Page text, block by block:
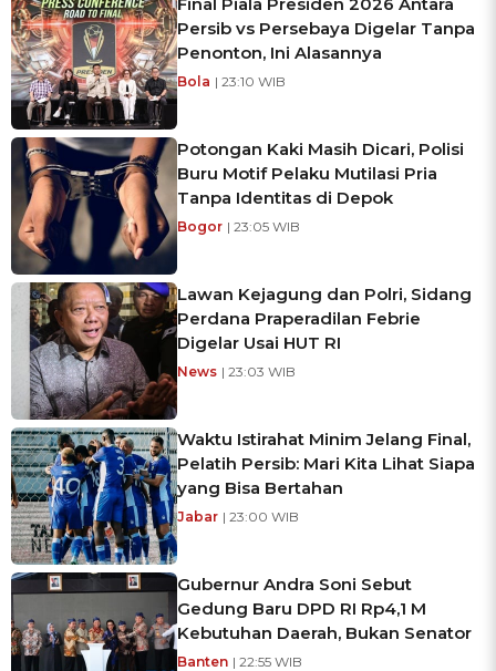
Persib vs Persebaya Digelar Tanpa
Penonton, Ini Alasannya
Bola | 23:10 WIB
Potongan Kaki Masih Dicari, Polisi
Buru Motif Pelaku Mutilasi Pria
Tanpa Identitas di Depok
Bogor | 23:05 WIB
Lawan Kejagung dan Polri, Sidang
Perdana Praperadilan Febrie
Digelar Usai HUT RI
News | 23:03 WIB
Waktu Istirahat Minim Jelang Final,
Pelatih Persib: Mari Kita Lihat Siapa
yang Bisa Bertahan
Jabar | 23:00 WIB
Gubernur Andra Soni Sebut
Gedung Baru DPD RI Rp4,1 M
Kebutuhan Daerah, Bukan Senator
Banten | 22:55 WIB